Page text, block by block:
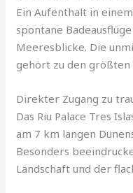
Ein Aufenthalt in
spontane
Meeresblicke. Die
gehört zu den
Direkter Zugang zu
Das Riu Palace Tres
am 7 km langen
Besonders
Landschaft und der